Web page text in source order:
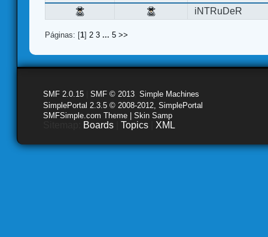
iNTRuDeR
Páginas: [1] 2 3 ... 5 >>
SMF 2.0.15 SMF © 2013 Simple Machines
SimplePortal 2.3.5 © 2008-2012, SimplePortal
SMFSimple.com Theme | Skin Samp
Boards Topics XML